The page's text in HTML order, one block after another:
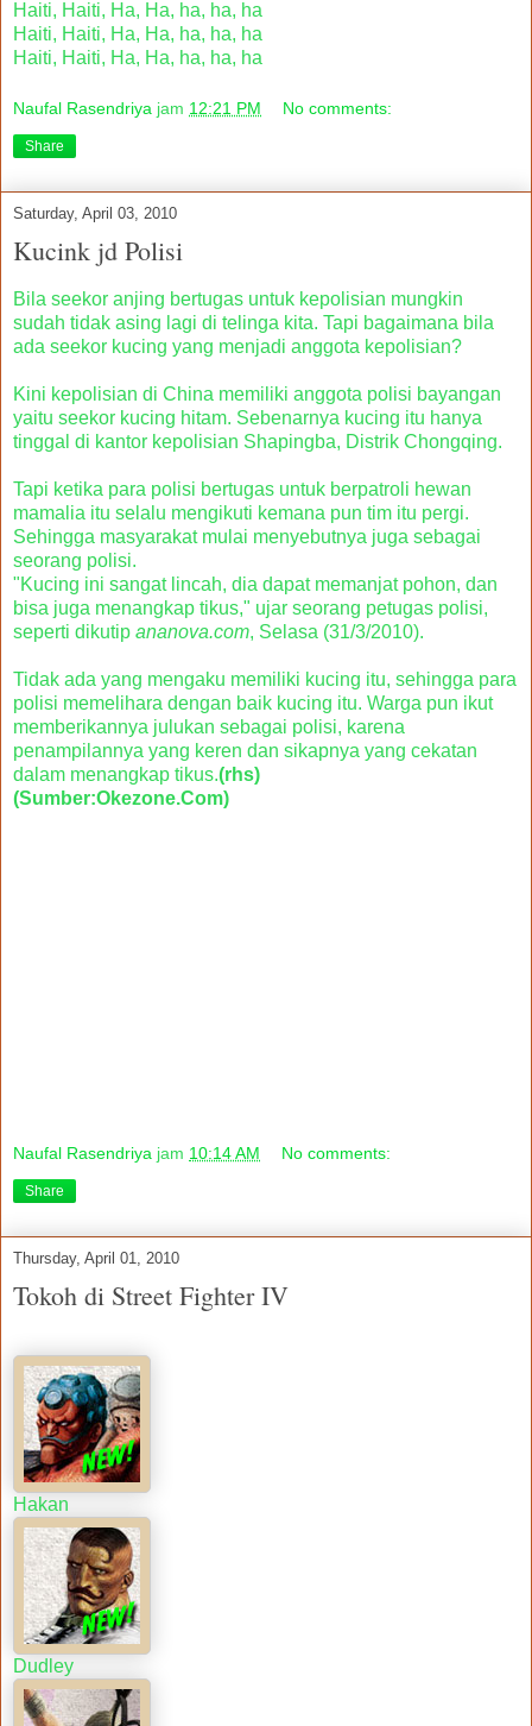
Haiti, Haiti, Ha, Ha, ha, ha, ha
Haiti, Haiti, Ha, Ha, ha, ha, ha
Haiti, Haiti, Ha, Ha, ha, ha, ha
Naufal Rasendriya jam 12:21 PM No comments:
Share
Saturday, April 03, 2010
Kucink jd Polisi
Bila seekor anjing bertugas untuk kepolisian mungkin
sudah tidak asing lagi di telinga kita. Tapi bagaimana bila
ada seekor kucing yang menjadi anggota kepolisian?
Kini kepolisian di China memiliki anggota polisi bayangan
yaitu seekor kucing hitam. Sebenarnya kucing itu hanya
tinggal di kantor kepolisian Shapingba, Distrik Chongqing.
Tapi ketika para polisi bertugas untuk berpatroli hewan
mamalia itu selalu mengikuti kemana pun tim itu pergi.
Sehingga masyarakat mulai menyebutnya juga sebagai
seorang polisi.
"Kucing ini sangat lincah, dia dapat memanjat pohon, dan
bisa juga menangkap tikus," ujar seorang petugas polisi,
seperti dikutip ananova.com, Selasa (31/3/2010).
Tidak ada yang mengaku memiliki kucing itu, sehingga para
polisi memelihara dengan baik kucing itu. Warga pun ikut
memberikannya julukan sebagai polisi, karena
penampilannya yang keren dan sikapnya yang cekatan
dalam menangkap tikus.(rhs)
(Sumber:Okezone.Com)
Naufal Rasendriya jam 10:14 AM No comments:
Share
Thursday, April 01, 2010
Tokoh di Street Fighter IV
Hakan
Dudley